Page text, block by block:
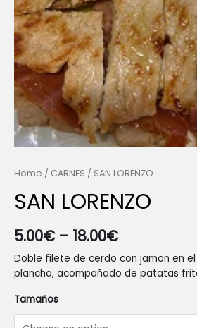
Home / CARNES / SAN LORENZO
SAN LORENZO
5.00€– 18.00€
Doble filete de cerdo con jamon en
plancha, acompañado de patatas
Tamaños